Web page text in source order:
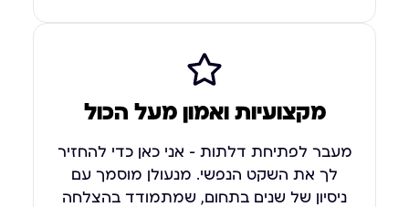
מקצועיות ואמון מעל הכול
מעבר לפתיחת דלתות – אני כאן כדי להחזיר
לך את השקט הנפשי. מנעולן מוסמך עם
ניסיון של שנים בתחום, שמתמודד בהצלחה